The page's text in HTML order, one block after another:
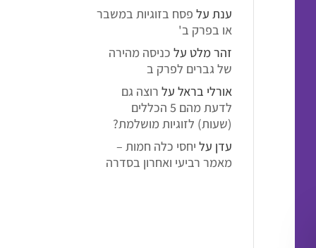
ענת על פסח בזוגיות במשבר
או בפרק ב'
זהר מלט על כניסה מהירה
של גברים לפרק ב
אורלי בראל על רוצה גם
לדעת מהם 5 הכללים
(שעות) לזוגיות מושלמת?
עדן על יחסי כלה חמות –
מאמר רביעי ואחרון בסדרה